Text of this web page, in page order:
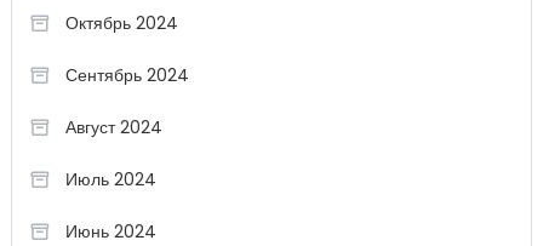
Октябрь 2024
Сентябрь 2024
Август 2024
Июль 2024
Июнь 2024